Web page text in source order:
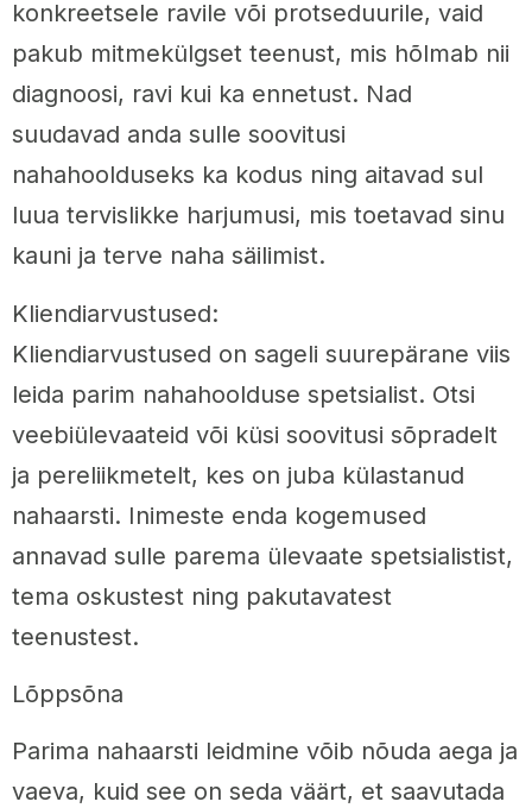
konkreetsele ravile või protseduurile, vaid
pakub mitmekülgset teenust, mis hõlmab nii
diagnoosi, ravi kui ka ennetust. Nad
suudavad anda sulle soovitusi
nahahoolduseks ka kodus ning aitavad sul
luua tervislikke harjumusi, mis toetavad sinu
kauni ja terve naha säilimist.
Kliendiarvustused:
Kliendiarvustused on sageli suurepärane viis
leida parim nahahoolduse spetsialist. Otsi
veebiülevaateid või küsi soovitusi sõpradelt
ja pereliikmetelt, kes on juba külastanud
nahaarsti. Inimeste enda kogemused
annavad sulle parema ülevaate spetsialistist,
tema oskustest ning pakutavatest
teenustest.
Lõppsõna
Parima nahaarsti leidmine võib nõuda aega ja
vaeva, kuid see on seda väärt, et saavutada